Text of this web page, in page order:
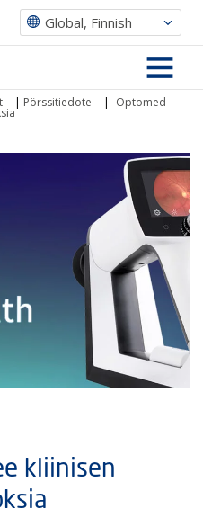
Global, Finnish
MENU
| Pörssitiedote | Optomed
kliinisen